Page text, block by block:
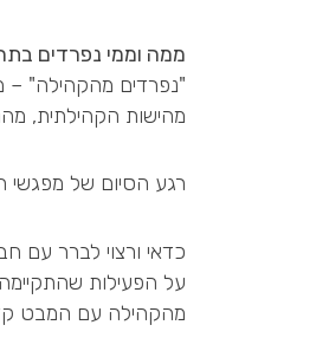
ממה וממי נפרדים
"נפרדים מהקהילה" –
מהישות הקהילתית,
רגע הסיום של מפגשי
כדאי ורצוי לברר עם
על הפעילות
מהקהילה עם המבט